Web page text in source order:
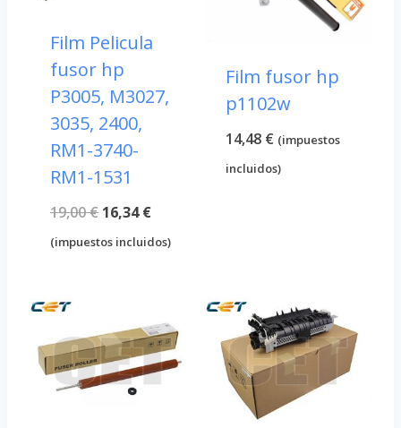
Film Pelicula
fusor hp
P3005, M3027,
3035, 2400,
RM1-3740-
RM1-1531
19,00€ El
precio
19,00 €.
16,34€El
precio
16,34 €.
(impuestos incluidos)
Film fusor hp
p1102w
14,48 € (impuestos
incluidos)